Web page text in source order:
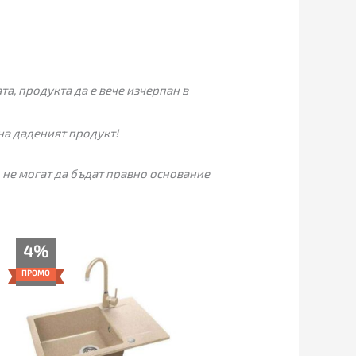
продукта да е вече изчерпан в
даденият продукт!
могат да бъдат правно основание
4%
ПРОМО was:
235.00€.
цена
е: